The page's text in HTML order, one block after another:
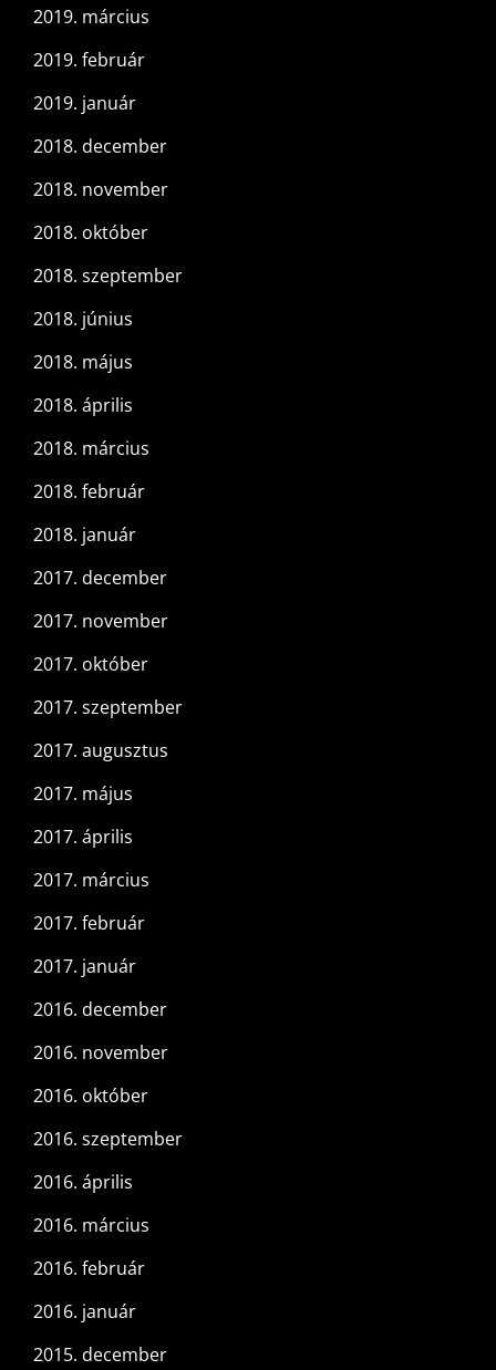
2019. március
2019. február
2019. január
2018. december
2018. november
2018. október
2018. szeptember
2018. június
2018. május
2018. április
2018. március
2018. február
2018. január
2017. december
2017. november
2017. október
2017. szeptember
2017. augusztus
2017. május
2017. április
2017. március
2017. február
2017. január
2016. december
2016. november
2016. október
2016. szeptember
2016. április
2016. március
2016. február
2016. január
2015. december